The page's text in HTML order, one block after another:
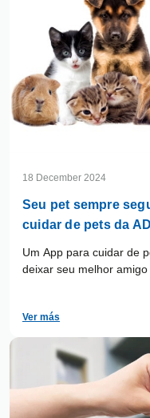
18 December 2024
Seu pet sempre
cuidar de pets da
Um App para cuidar de
deixar seu melhor
Ver más